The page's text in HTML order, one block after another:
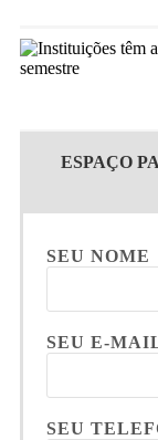
ESPAÇO
SEU NOME
SEU E-
SEU